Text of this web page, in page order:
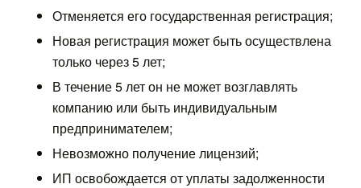
Отменяется его государственная регистрация;
Новая регистрация может быть осуществлена
только через 5 лет;
В течение 5 лет он не может возглавлять
компанию или быть индивидуальным
предпринимателем;
Невозможно получение лицензий;
ИП освобождается от уплаты задолженности